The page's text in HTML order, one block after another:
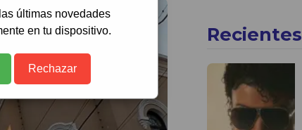
Recientes
últimas novedades
en tu dispositivo.
Rechazar